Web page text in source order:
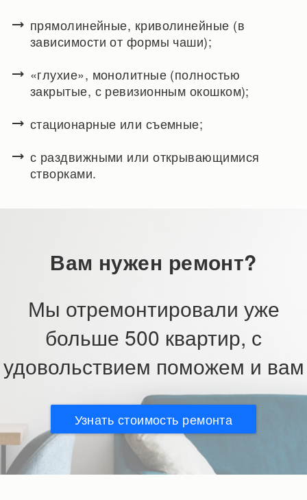
прямолинейные, криволинейные (в
зависимости от формы чаши);
«глухие», монолитные (полностью
закрытые, с ревизионным окошком);
стационарные или съемные;
с раздвижными или открывающимися
створками.
Вам нужен ремонт?
Мы отремонтировали уже
больше 500 квартир, с
удовольствием поможем и вам
Узнать стоимость ремонта